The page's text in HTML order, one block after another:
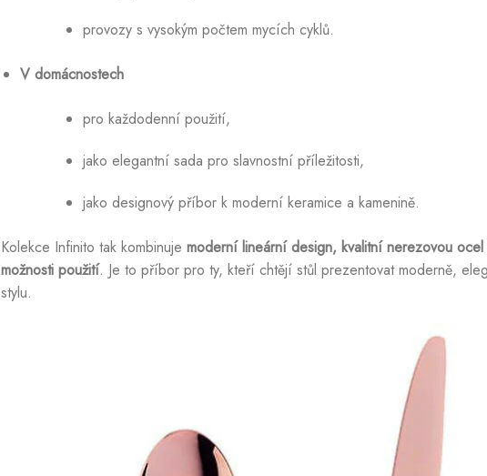
provozy s vysokým počtem mycích cyklů.
V domácnostech
pro každodenní použití,
jako elegantní sada pro slavnostní příležitosti,
jako designový příbor k moderní keramice a kamenině.
Kolekce Infinito tak kombinuje moderní lineární design, kvalitní nerezovou
možnosti použití. Je to příbor pro ty, kteří chtějí stůl prezentovat moderně,
stylu.